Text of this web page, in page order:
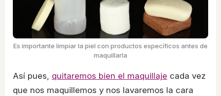
Es importante limpiar la piel con productos específicos antes de
maquillarla
Así pues, quitaremos bien el maquillaje cada vez
que nos maquillemos y nos lavaremos la cara